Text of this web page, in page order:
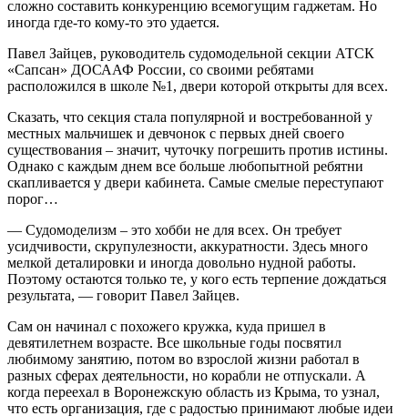
сложно составить конкуренцию всемогущим гаджетам. Но
иногда где-то кому-то это удается.
Павел Зайцев, руководитель судомодельной секции АТСК
«Сапсан» ДОСААФ России, со своими ребятами
расположился в школе №1, двери которой открыты для всех.
Сказать, что секция стала популярной и востребованной у
местных мальчишек и девчонок с первых дней своего
существования – значит, чуточку погрешить против истины.
Однако с каждым днем все больше любопытной ребятни
скапливается у двери кабинета. Самые смелые переступают
порог…
— Судомоделизм – это хобби не для всех. Он требует
усидчивости, скрупулезности, аккуратности. Здесь много
мелкой деталировки и иногда довольно нудной работы.
Поэтому остаются только те, у кого есть терпение дождаться
результата, — говорит Павел Зайцев.
Сам он начинал с похожего кружка, куда пришел в
девятилетнем возрасте. Все школьные годы посвятил
любимому занятию, потом во взрослой жизни работал в
разных сферах деятельности, но корабли не отпускали. А
когда переехал в Воронежскую область из Крыма, то узнал,
что есть организация, где с радостью принимают любые идеи